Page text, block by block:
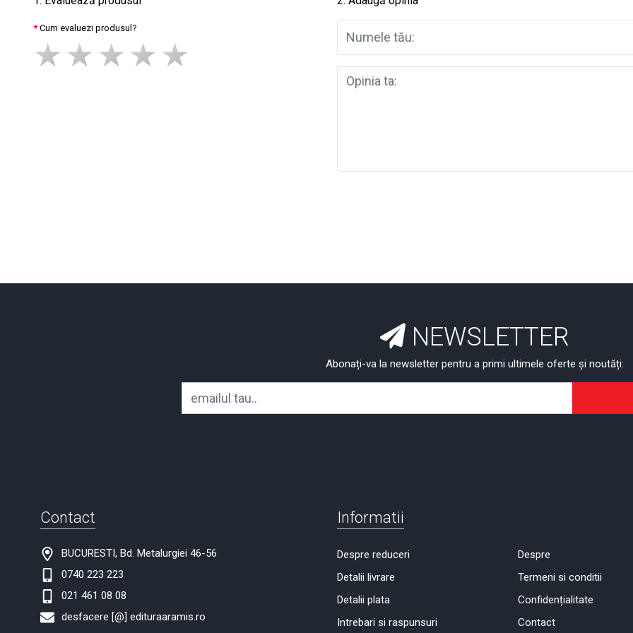
Cum evaluezi produsul?
NEWSLETTER
Abonați-va la newsletter pentru a primi ultimele oferte și noutăți:
Contact
BUCURESTI, Bd. Metalurgiei 46-56
0740 223 223
021 461 08 08
desfacere [@] edituraaramis.ro
Informatii
Despre reduceri
Detalii livrare
Detalii plata
Intrebari si raspunsuri
Despre
Termeni si conditii
Confidențialitate
Contact